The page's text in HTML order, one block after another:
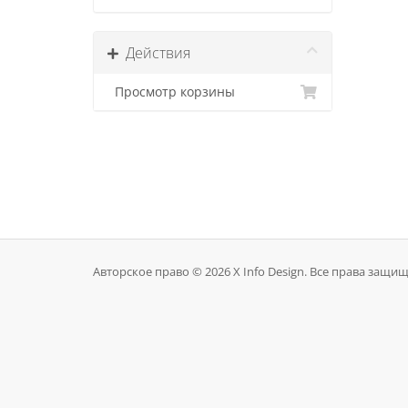
Действия
Просмотр корзины
Авторское право © 2026 X Info Design. Все права